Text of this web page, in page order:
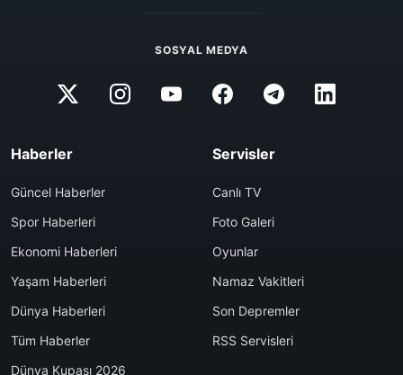
SOSYAL MEDYA
Haberler
Güncel Haberler
Spor Haberleri
Ekonomi Haberleri
Yaşam Haberleri
Dünya Haberleri
Tüm Haberler
Dünya Kupası 2026
Servisler
Canlı TV
Foto Galeri
Oyunlar
Namaz Vakitleri
Son Depremler
RSS Servisleri